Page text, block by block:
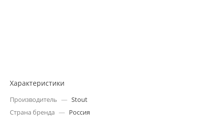
Характеристики
Производитель — Stout
Страна бренда — Россия